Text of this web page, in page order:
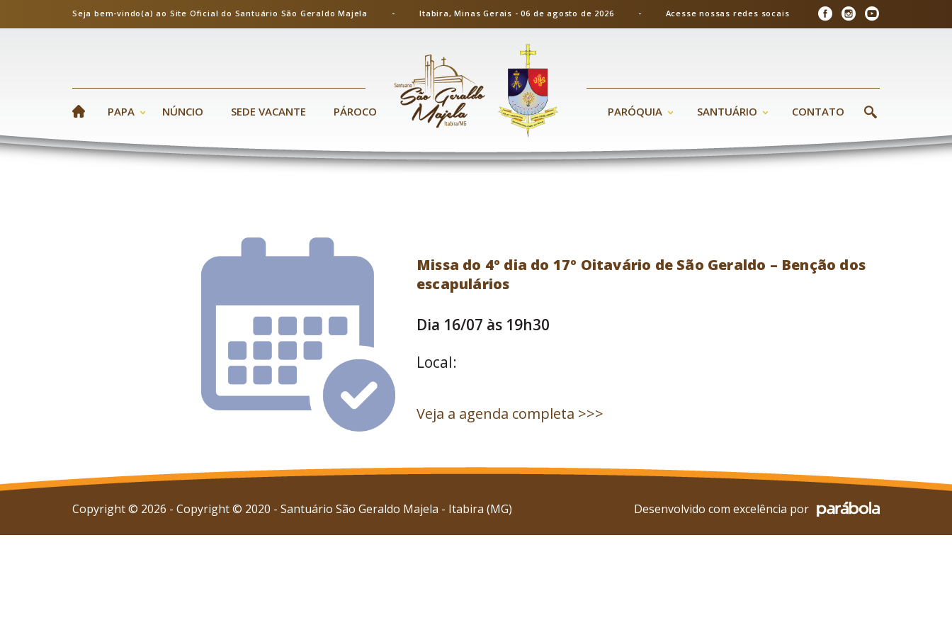
Seja bem-vindo(a) ao Site Oficial do Santuário São Geraldo Majela - Itabira, Minas Gerais - 06 de agosto de 2026 - Acesse nossas redes socais
PAPA NÚNCIO SEDE VACANTE PÁROCO PARÓQUIA SANTUÁRIO CONTATO
Missa do 4º dia do 17º Oitavário de São Geraldo – Benção dos
escapulários
Dia 16/07 às 19h30
Local:
Veja a agenda completa >>>
Copyright © 2026 - Copyright © 2020 - Santuário São Geraldo Majela - Itabira (MG) Desenvolvido com excelência por